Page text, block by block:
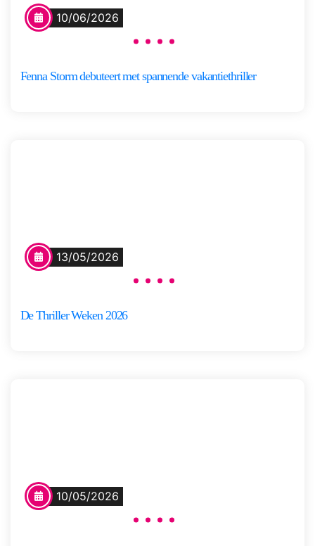
10/06/2026
Fenna Storm debuteert met spannende vakantiethriller
13/05/2026
De Thriller Weken 2026
10/05/2026